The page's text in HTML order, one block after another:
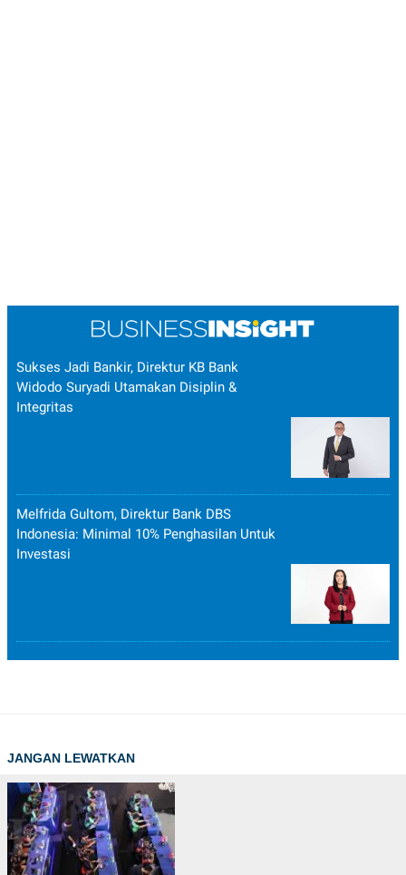
Sukses Jadi Bankir, Direktur KB Bank
Widodo Suryadi Utamakan Disiplin &
Integritas
Melfrida Gultom, Direktur Bank DBS
Indonesia: Minimal 10% Penghasilan Untuk
Investasi
JANGAN LEWATKAN